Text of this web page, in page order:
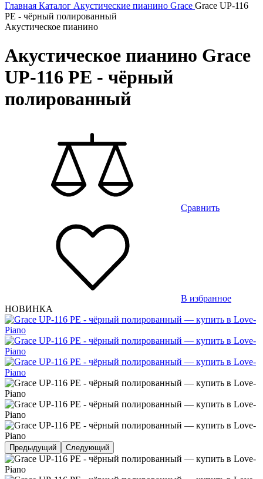
Главная Каталог Акустические пианино Grace Grace UP-116
PE - чёрный полированный
Акустическое пианино
Акустическое пианино Grace
UP-116 PE - чёрный
полированный
Сравнить
В избранное
НОВИНКА
Предыдущий Следующий